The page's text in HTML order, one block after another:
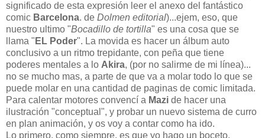
significado de esta expresión leer el anexo del fantástico
comic Barcelona. de Dolmen editorial)...ejem, eso, que
nuestro ultimo "Bocadillo de tortilla" es una cosa que se
llama " EL Poder". La movida es hacer un álbum auto
conclusivo a un ritmo trepidante, con peña que tiene
poderes mentales a lo Akira, (por no salirme de mi línea)...
no se mucho mas, a parte de que va a molar todo lo que se
puede molar en una cantidad de paginas de comic limitada.
Para calentar motores convencí a Mazi de hacer una
ilustración "conceptual", y probar un nuevo sistema de curro
en plan animación, y os voy a contar como ha ido.
Lo primero, como siempre, es que yo hago un boceto,